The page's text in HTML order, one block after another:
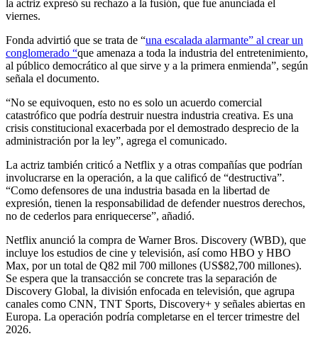
la actriz expresó su rechazo a la fusión, que fue anunciada el
viernes.
Fonda advirtió que se trata de “una escalada alarmante” al crear un
conglomerado “que amenaza a toda la industria del entretenimiento,
al público democrático al que sirve y a la primera enmienda”, según
señala el documento.
“No se equivoquen, esto no es solo un acuerdo comercial
catastrófico que podría destruir nuestra industria creativa. Es una
crisis constitucional exacerbada por el demostrado desprecio de la
administración por la ley”, agrega el comunicado.
La actriz también criticó a Netflix y a otras compañías que podrían
involucrarse en la operación, a la que calificó de “destructiva”.
“Como defensores de una industria basada en la libertad de
expresión, tienen la responsabilidad de defender nuestros derechos,
no de cederlos para enriquecerse”, añadió.
Netflix anunció la compra de Warner Bros. Discovery (WBD), que
incluye los estudios de cine y televisión, así como HBO y HBO
Max, por un total de Q82 mil 700 millones (US$82,700 millones).
Se espera que la transacción se concrete tras la separación de
Discovery Global, la división enfocada en televisión, que agrupa
canales como CNN, TNT Sports, Discovery+ y señales abiertas en
Europa. La operación podría completarse en el tercer trimestre del
2026.